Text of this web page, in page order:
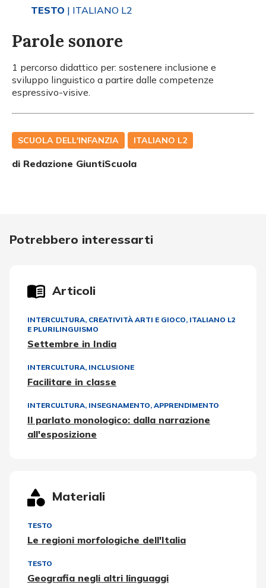
TESTO | ITALIANO L2
Parole sonore
1 percorso didattico per: sostenere inclusione e
sviluppo linguistico a partire dalle competenze
espressivo-visive.
SCUOLA DELL'INFANZIA ITALIANO L2
di Redazione GiuntiScuola
Potrebbero interessarti
Articoli
INTERCULTURA, CREATIVITÀ ARTI E GIOCO, ITALIANO L2
E PLURILINGUISMO
Settembre in India
INTERCULTURA, INCLUSIONE
Facilitare in classe
INTERCULTURA, INSEGNAMENTO, APPRENDIMENTO
Il parlato monologico: dalla narrazione
all'esposizione
Materiali
TESTO
Le regioni morfologiche dell'Italia
TESTO
Geografia negli altri linguaggi